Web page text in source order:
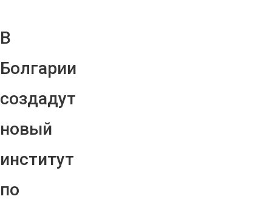
В
Болгарии
создадут
новый
институт
по